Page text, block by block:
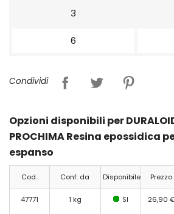
3
6
Condividi
Opzioni disponibili per
PROCHIMA Resina epossidica
espanso
Cod. Conf. da Disponibile Prezzo
47771 1 kg SI 26,90